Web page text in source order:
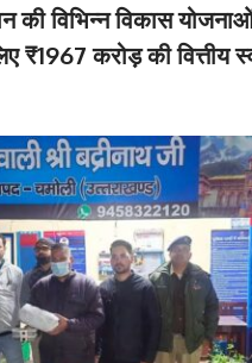
की विभिन्न विकास
₹1967 करोड़ की वित्तीय